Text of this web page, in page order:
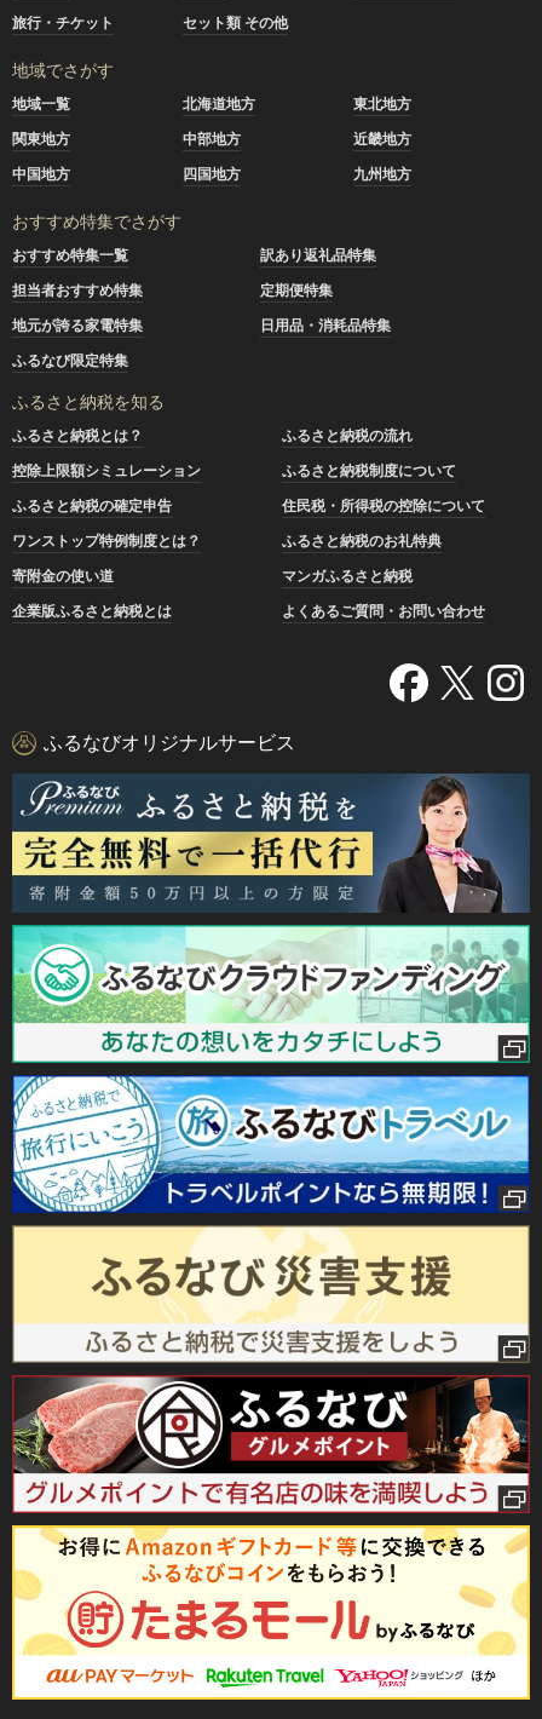
旅行・チケット
セット類 その他
地域でさがす
地域一覧 北海道地方
東北地方
関東地方
中部地方
近畿地方
中国地方
四国地方 九州地方
おすすめ特集でさがす
おすすめ特集一覧
訳あり返礼品特集
担当者おすすめ特集
定期便特集
地元が誇る家電特集
日用品・消耗品特集
ふるなび限定特集
ふるさと納税を知る
ふるさと納税とは？
ふるさと納税の流れ
控除上限額シミュレーション
ふるさと納税制度について
ふるさと納税の確定申告
住民税・所得税の控除について
ワンストップ特例制度とは？
ふるさと納税のお礼特典
寄附金の使い道
マンガふるさと納税
企業版ふるさと納税とは
よくあるご質問・お問い合わせ
ふるなびオリジナルサービス